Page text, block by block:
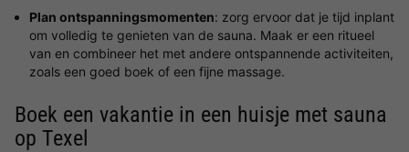
Plan ontspanningsmomenten: zorg ervoor dat je tijd inplant
om volledig te genieten van de sauna. Maak er een ritueel
van en combineer het met andere ontspannende activiteiten,
zoals een goed boek of een fijne massage.
Boek een vakantie in een huisje met sauna
op Texel